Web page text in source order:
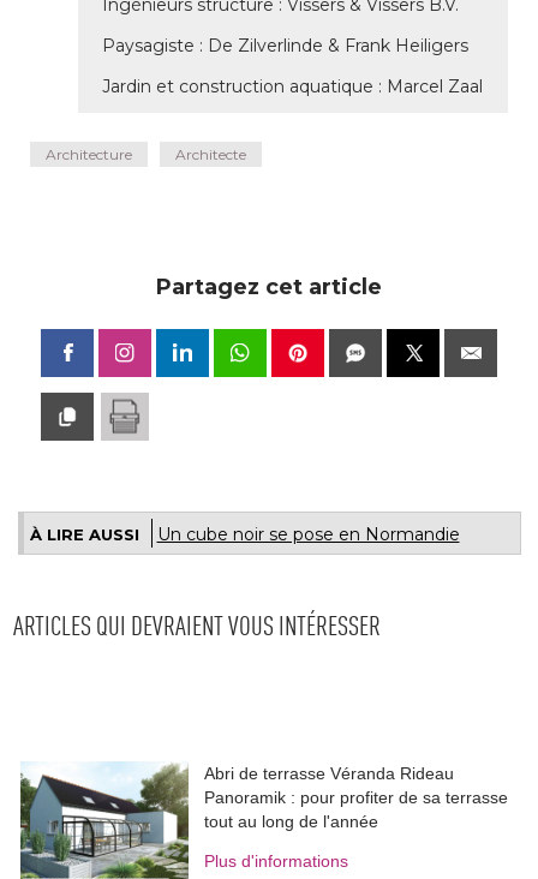
Ingénieurs structure : Vissers & Vissers B.V.
Paysagiste : De Zilverlinde & Frank Heiligers
Jardin et construction aquatique : Marcel Zaal
Architecture Architecte
Partagez cet article
À LIRE AUSSI Un cube noir se pose en Normandie
ARTICLES QUI DEVRAIENT VOUS INTÉRESSER
Abri de terrasse Véranda Rideau
Panoramik : pour profiter de sa terrasse
tout au long de l'année
Plus d'informations